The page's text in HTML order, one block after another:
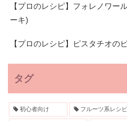
【プロのレシピ】フォレノワー
ーキ)
【プロのレシピ】ピスタチオの
タグ
初心者向け フルーツ系レシピ